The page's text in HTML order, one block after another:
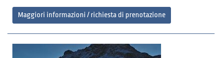
Maggiori informazioni / richiesta di prenotazione